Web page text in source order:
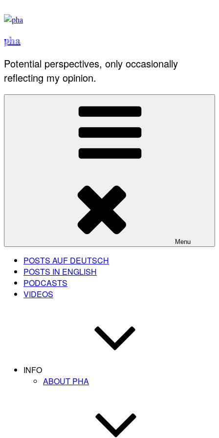
to
pha
Potential perspectives, only occasionally
reflecting my opinion.
Menu
POSTS AUF DEUTSCH
POSTS IN ENGLISH
PODCASTS
VIDEOS
INFO
ABOUT PHA